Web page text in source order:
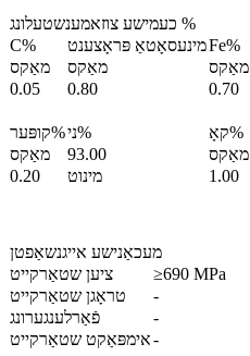
כעמישע צוזאמענשטעלונג %
C%
מינעסאָטאַ פּראָצענטFe%
מאַקס
מאַקס מאַקס
0.05
0.80 0.70
קופּער% ני% קאָ%
מאַקס
93.00 מאַקס
0.20
מינוט 1.00
מעכאַנישע אייגנשאַפטן
ציען שטאַרקייט
≥690 MPa
טראָגן שטאַרקייט
-
פֿאַרלענגערונג
-
אימפּאַקט שטאַרקייט-